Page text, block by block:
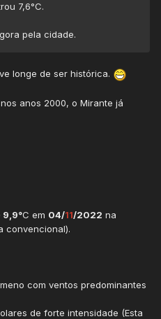
7,6°C.
pela cidade.
longe de ser histórica.
anos 2000, o Mirante já
9,9°C em 04/11/2022 na
convencional).
com ventos predominantes
de forte intensidade (Esta